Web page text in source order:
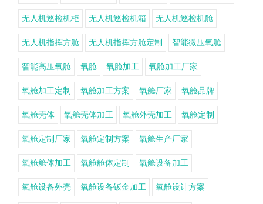
无人机巡检机柜 无人机巡检机箱 无人机巡检机舱
无人机指挥方舱 无人机指挥方舱定制 智能微压氧舱
智能高压氧舱 氧舱 氧舱加工 氧舱加工厂家
氧舱加工定制 氧舱加工方案 氧舱厂家 氧舱品牌
氧舱壳体 氧舱壳体加工 氧舱外壳加工 氧舱定制
氧舱定制厂家 氧舱定制方案 氧舱生产厂家
氧舱舱体加工 氧舱舱体定制 氧舱设备加工
氧舱设备外壳 氧舱设备钣金加工 氧舱设计方案